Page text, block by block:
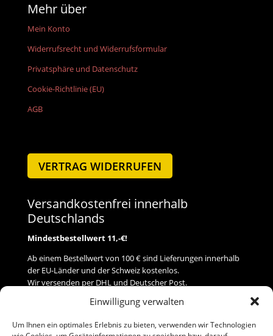
Einwilligung verwalten
Um Ihnen ein optimales Erlebnis zu bieten, verwenden wir Technologien
Mehr über
Mein Konto
Widerrufsrecht und Widerrufsformular
Privatsphäre und Datenschutz
Cookie-Richtlinie (EU)
AGB
VERTRAG WIDERRUFEN
Versandkostenfrei innerhalb
Deutschlands
Mindestbestellwert 11,-€!
Ab einem Bestellwert von 100 € sind Lieferungen innerhalb
der EU-Länder und der Schweiz kostenlos.
Wir versenden per DHL und Deutscher Post.
Versand